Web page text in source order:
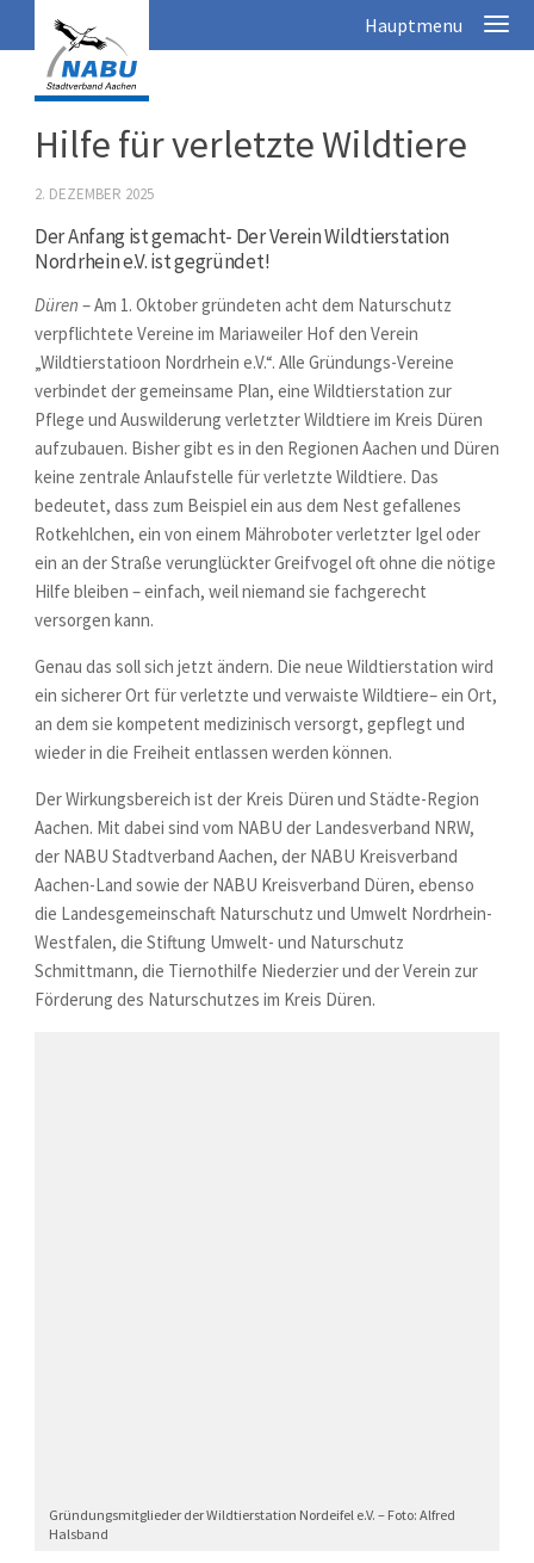
Hilfe für verletzte Wildtiere
2. DEZEMBER 2025
Der Anfang ist gemacht- Der Verein Wildtierstation
Nordrhein e.V. ist gegründet!
Düren – Am 1. Oktober gründeten acht dem Naturschutz
verpflichtete Vereine im Mariaweiler Hof den Verein
„Wildtierstatioon Nordrhein e.V.“. Alle Gründungs-Vereine
verbindet der gemeinsame Plan, eine Wildtierstation zur
Pflege und Auswilderung verletzter Wildtiere im Kreis Düren
aufzubauen. Bisher gibt es in den Regionen Aachen und Düren
keine zentrale Anlaufstelle für verletzte Wildtiere. Das
bedeutet, dass zum Beispiel ein aus dem Nest gefallenes
Rotkehlchen, ein von einem Mähroboter verletzter Igel oder
ein an der Straße verunglückter Greifvogel oft ohne die nötige
Hilfe bleiben – einfach, weil niemand sie fachgerecht
versorgen kann.
Genau das soll sich jetzt ändern. Die neue Wildtierstation wird
ein sicherer Ort für verletzte und verwaiste Wildtiere– ein Ort,
an dem sie kompetent medizinisch versorgt, gepflegt und
wieder in die Freiheit entlassen werden können.
Der Wirkungsbereich ist der Kreis Düren und Städte-Region
Aachen. Mit dabei sind vom NABU der Landesverband NRW,
der NABU Stadtverband Aachen, der NABU Kreisverband
Aachen-Land sowie der NABU Kreisverband Düren, ebenso
die Landesgemeinschaft Naturschutz und Umwelt Nordrhein-
Westfalen, die Stiftung Umwelt- und Naturschutz
Schmittmann, die Tiernothilfe Niederzier und der Verein zur
Förderung des Naturschutzes im Kreis Düren.
Gründungsmitglieder der Wildtierstation Nordeifel e.V. – Foto: Alfred
Halsband